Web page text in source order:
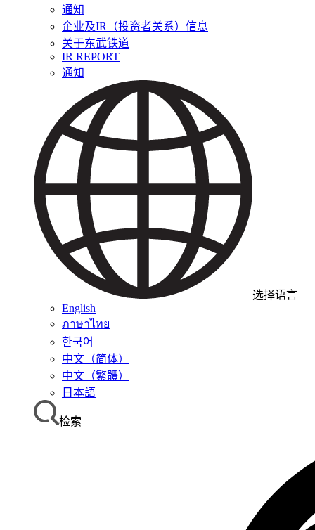
通知
企业及IR（投资者关系）信息
关于东武铁道
IR REPORT
通知
选择语言
English
ภาษาไทย
한국어
中文（简体）
中文（繁體）
日本語
检索